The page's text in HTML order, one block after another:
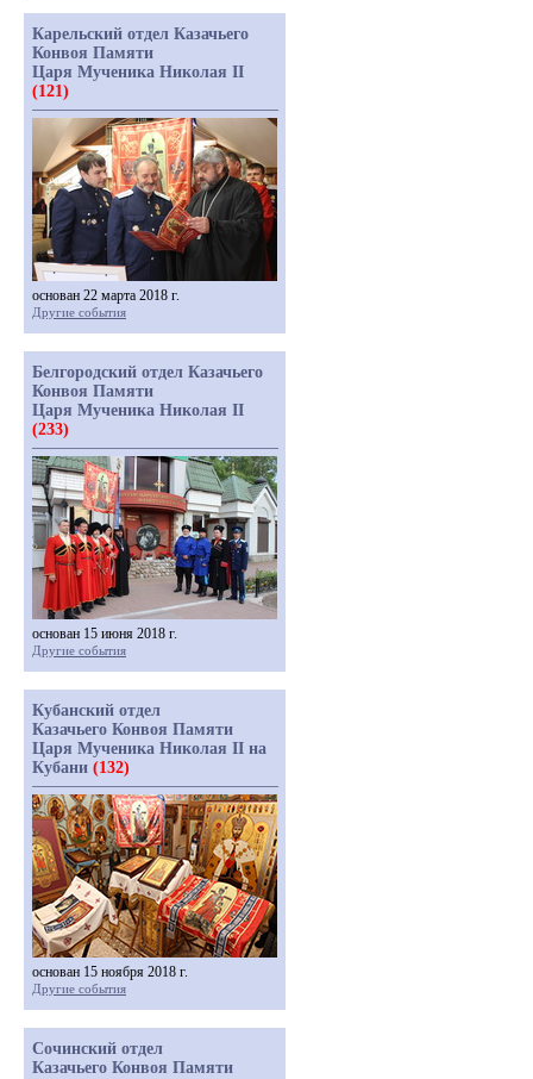
Карельский отдел Казачьего
Конвоя Памяти
Царя Мученика Николая II
(121)
основан 22 марта 2018 г.
Другие события
Белгородский отдел Казачьего
Конвоя Памяти
Царя Мученика Николая II
(233)
основан 15 июня 2018 г.
Другие события
Кубанский отдел
Казачьего Конвоя Памяти
Царя Мученика Николая II на
Кубани (132)
основан 15 ноября 2018 г.
Другие события
Сочинский отдел
Казачьего Конвоя Памяти